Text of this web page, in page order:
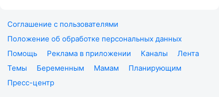
Соглашение с пользователями
Положение об обработке персональных данных
Помощь
Реклама в приложении Каналы
Лента
Темы
Беременным Мамам
Планирующим
Пресс-центр